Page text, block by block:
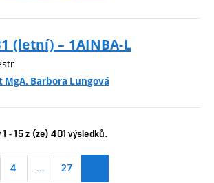
(letní) – 1AINBA-L
MgA. Barbora Lungová
- 15 z (ze) 401 výsledků.
4 … 27